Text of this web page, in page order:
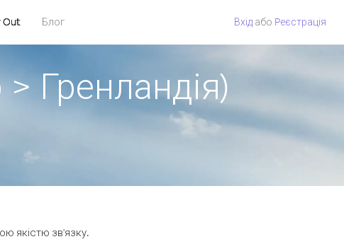
Out Блог Вхід або Pеєстрація
Гренландія)
якістю зв'язку.